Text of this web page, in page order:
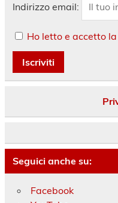
Indirizzo email:
Ho letto e accetto
Seguici anche su:
Facebook